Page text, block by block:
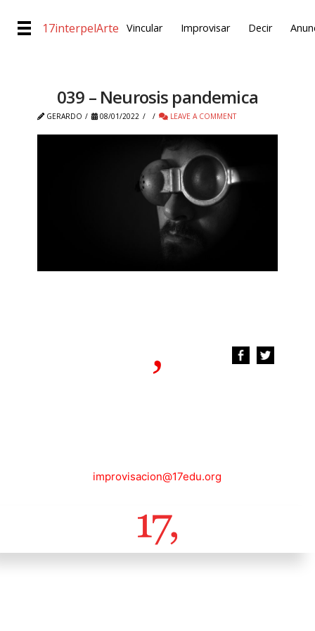
17interpelArte Vincular Improvisar Decir
039 – Neurosis pandemica
GERARDO 08/01/2022 LEAVE A COMMENT
improvisacion@17edu.org